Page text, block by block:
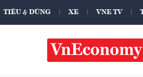
TIÊU & DÙNG XE VNE TV